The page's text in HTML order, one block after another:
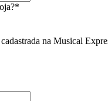
*
na Musical